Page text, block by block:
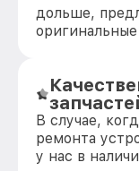
дольше,
В случае,
ремонта
у нас в